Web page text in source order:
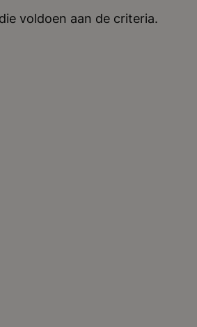
voldoen aan de criteria.